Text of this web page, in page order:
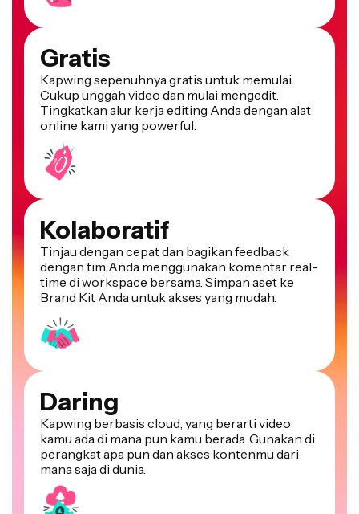
Gratis
Kapwing sepenuhnya gratis untuk memulai.
Cukup unggah video dan mulai mengedit.
Tingkatkan alur kerja editing Anda dengan alat
online kami yang powerful.
Kolaboratif
Tinjau dengan cepat dan bagikan feedback
dengan tim Anda menggunakan komentar real-
time di workspace bersama. Simpan aset ke
Brand Kit Anda untuk akses yang mudah.
Daring
Kapwing berbasis cloud, yang berarti video
kamu ada di mana pun kamu berada. Gunakan di
perangkat apa pun dan akses kontenmu dari
mana saja di dunia.